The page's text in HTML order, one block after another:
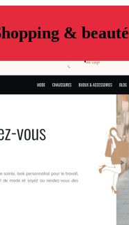
& beauté